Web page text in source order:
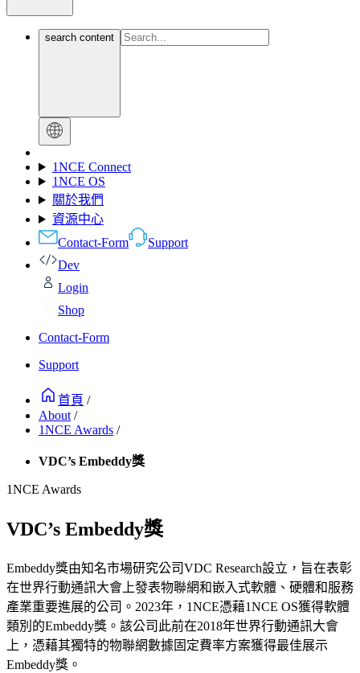
search content
1NCE Connect
1NCE OS
關於我們
資源中心
Contact-Form
Support
Dev
Login
Shop
Contact-Form
Support
首頁 /
About /
1NCE Awards /
VDC’s Embeddy獎
1NCE Awards
VDC’s Embeddy獎
Embeddy獎由知名市場研究公司VDC Research設立，旨在表彰
在世界行動通訊大會上發表物聯網和嵌入式軟體、硬體和服務
產業重要進展的公司。2023年，1NCE憑藉1NCE OS獲得軟體
類別的Embeddy獎。該公司此前在2018年世界行動通訊大會
上，憑藉其獨特的物聯網數據固定費率方案獲得最佳展示
Embeddy獎。